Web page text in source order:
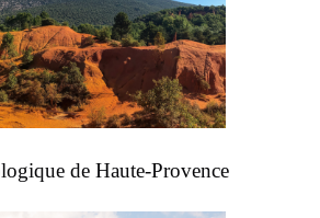
de Haute-Provence